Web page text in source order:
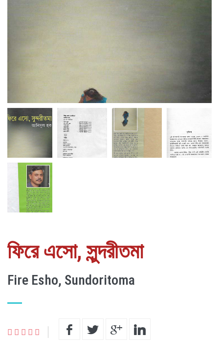
ফিরে এসো, সুন্দরীতমা
Fire Esho, Sundoritoma